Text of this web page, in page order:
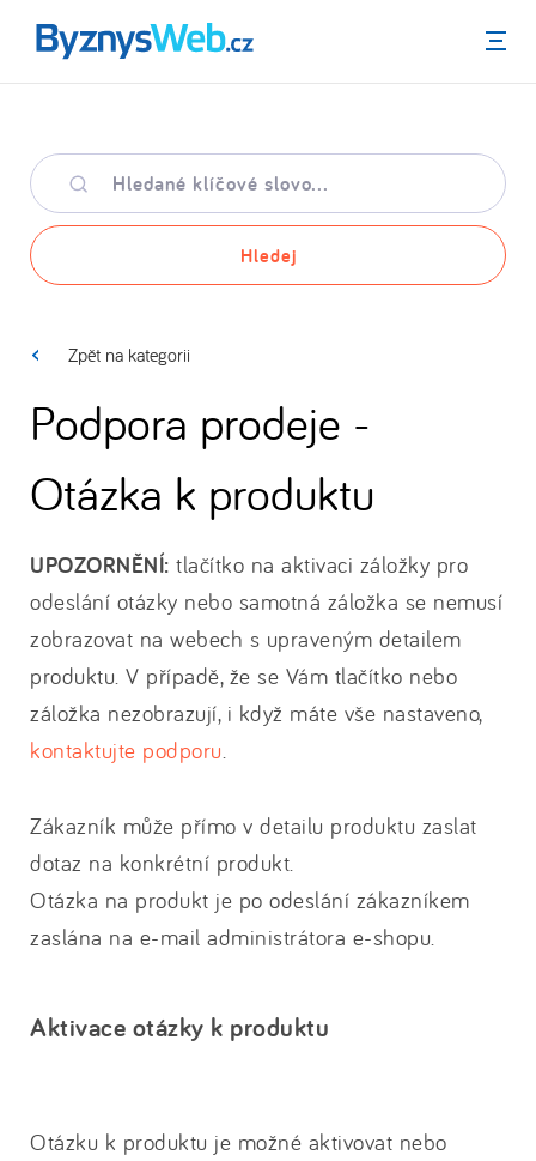
Menu
Hledané
klíčové
slovo
Hledej
Zpět na kategorii
Podpora prodeje -
Otázka k produktu
UPOZORNĚNÍ: tlačítko na aktivaci záložky pro
odeslání otázky nebo samotná záložka se nemusí
zobrazovat na webech s upraveným detailem
produktu. V případě, že se Vám tlačítko nebo
záložka nezobrazují, i když máte vše nastaveno,
kontaktujte podporu.
Zákazník může přímo v detailu produktu zaslat
dotaz na konkrétní produkt.
Otázka na produkt je po odeslání zákazníkem
zaslána na e-mail administrátora e-shopu.
Aktivace otázky k produktu
Otázku k produktu je možné aktivovat nebo